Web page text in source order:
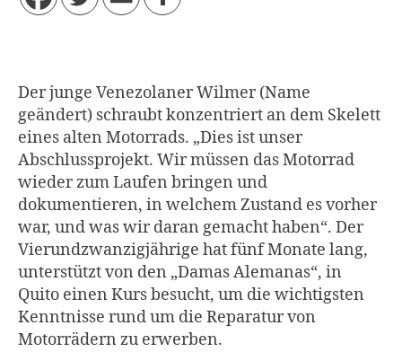
Der junge Venezolaner Wilmer (Name
geändert) schraubt konzentriert an dem Skelett
eines alten Motorrads. „Dies ist unser
Abschlussprojekt. Wir müssen das Motorrad
wieder zum Laufen bringen und
dokumentieren, in welchem Zustand es vorher
war, und was wir daran gemacht haben“. Der
Vierundzwanzigjährige hat fünf Monate lang,
unterstützt von den „Damas Alemanas“, in
Quito einen Kurs besucht, um die wichtigsten
Kenntnisse rund um die Reparatur von
Motorrädern zu erwerben.